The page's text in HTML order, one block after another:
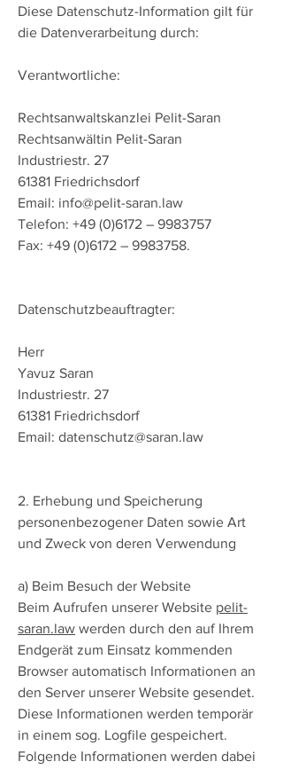
Diese Datenschutz-Information gilt für
die Datenverarbeitung durch:
Verantwortliche:
Rechtsanwaltskanzlei Pelit-Saran
Rechtsanwältin Pelit-Saran
Industriestr. 27
61381 Friedrichsdorf
Email: info@pelit-saran.law
Telefon: +49 (0)6172 – 9983757
Fax: +49 (0)6172 – 9983758.
Datenschutzbeauftragter:
Herr
Yavuz Saran
Industriestr. 27
61381 Friedrichsdorf
Email: datenschutz@saran.law
2. Erhebung und Speicherung
personenbezogener Daten sowie Art
und Zweck von deren Verwendung
a) Beim Besuch der Website
Beim Aufrufen unserer Website pelit-
saran.law werden durch den auf Ihrem
Endgerät zum Einsatz kommenden
Browser automatisch Informationen an
den Server unserer Website gesendet.
Diese Informationen werden temporär
in einem sog. Logfile gespeichert.
Folgende Informationen werden dabei